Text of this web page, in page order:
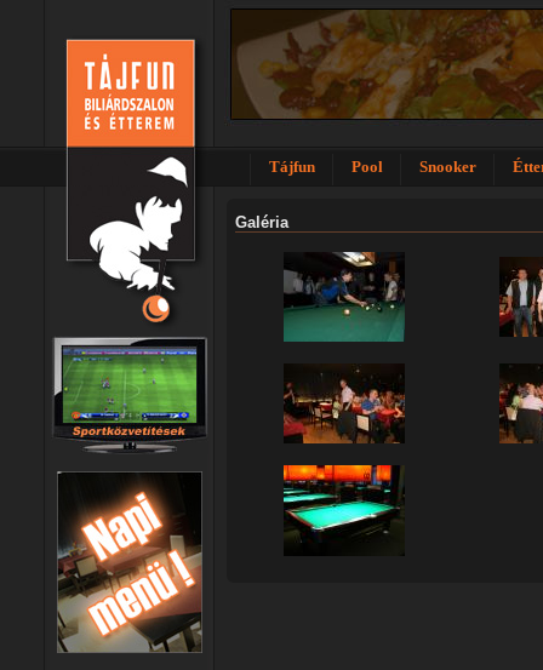
Tájfun Pool Snooker
Galéria